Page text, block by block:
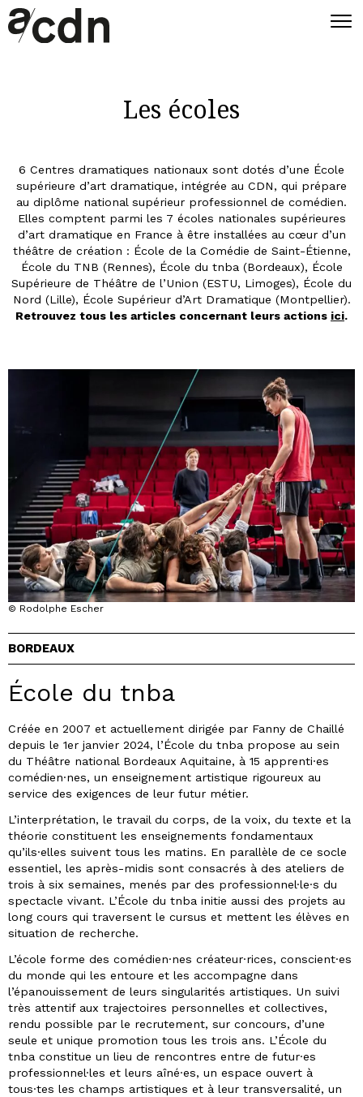
Les écoles
6 Centres dramatiques nationaux sont dotés d’une École
supérieure d’art dramatique, intégrée au CDN, qui prépare
au diplôme national supérieur professionnel de comédien.
Elles comptent parmi les 7 écoles nationales supérieures
d’art dramatique en France à être installées au cœur d’un
théâtre de création : École de la Comédie de Saint-Étienne,
École du TNB (Rennes), École du tnba (Bordeaux), École
Supérieure de Théâtre de l’Union (ESTU, Limoges), École du
Nord (Lille), École Supérieur d’Art Dramatique (Montpellier).
Retrouvez tous les articles concernant leurs actions ici.
© Rodolphe Escher
BORDEAUX
École du tnba
Créée en 2007 et actuellement dirigée par Fanny de Chaillé
depuis le 1er janvier 2024, l’École du tnba propose au sein
du Théâtre national Bordeaux Aquitaine, à 15 apprenti·es
comédien·nes, un enseignement artistique rigoureux au
service des exigences de leur futur métier.
L’interprétation, le travail du corps, de la voix, du texte et la
théorie constituent les enseignements fondamentaux
qu’ils·elles suivent tous les matins. En parallèle de ce socle
essentiel, les après-midis sont consacrés à des ateliers de
trois à six semaines, menés par des professionnel·le·s du
spectacle vivant. L’École du tnba initie aussi des projets au
long cours qui traversent le cursus et mettent les élèves en
situation de recherche.
L’école forme des comédien·nes créateur·rices, conscient·es
du monde qui les entoure et les accompagne dans
l’épanouissement de leurs singularités artistiques. Un suivi
très attentif aux trajectoires personnelles et collectives,
rendu possible par le recrutement, sur concours, d’une
seule et unique promotion tous les trois ans. L’École du
tnba constitue un lieu de rencontres entre de futur·es
professionnel·les et leurs aîné·es, un espace ouvert à
tous·tes les champs artistiques et à leur transversalité, un